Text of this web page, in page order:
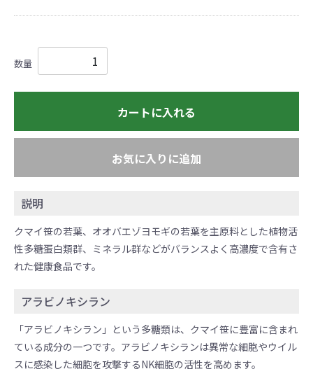
数量
カートに入れる
お気に入りに追加
説明
クマイ笹の若葉、オオバエゾヨモギの若葉を主原料とした植物活
性多糖蛋白類群、ミネラル群などがバランスよく高濃度で含有さ
れた健康食品です。
アラビノキシラン
「アラビノキシラン」という多糖類は、クマイ笹に豊富に含まれ
ている成分の一つです。アラビノキシランは異常な細胞やウイル
スに感染した細胞を攻撃するNK細胞の活性を高めます。